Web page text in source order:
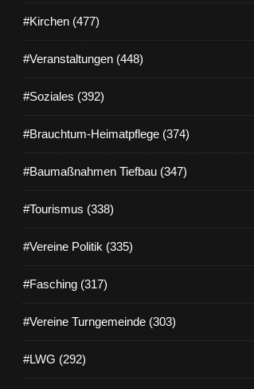
#Kirchen (477)
#Veranstaltungen (448)
#Soziales (392)
#Brauchtum-Heimatpflege (374)
#Baumaßnahmen Tiefbau (347)
#Tourismus (338)
#Vereine Politik (335)
#Fasching (317)
#Vereine Turngemeinde (303)
#LWG (292)